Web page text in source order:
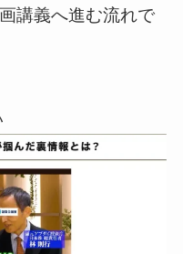
講義へ進む流れで